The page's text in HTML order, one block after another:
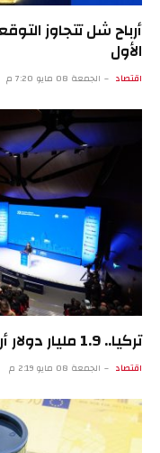
الأول
اقتصاد الجمعة 08 مايو 7:20 م
تركيا.. 1.9 مليار دولار أرباح البنوك الإسلامية في 2025
اقتصاد الجمعة 08 مايو 2:19 م